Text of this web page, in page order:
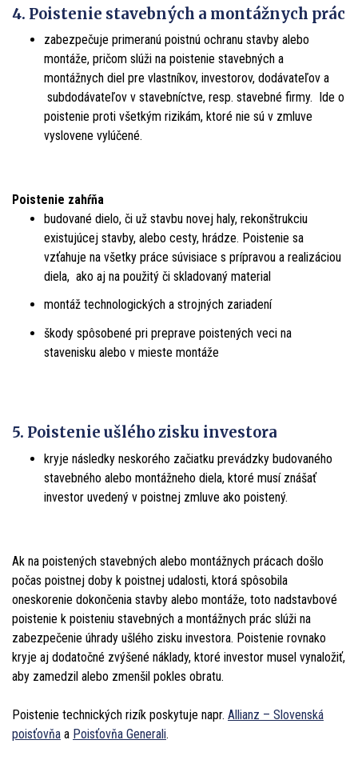
4. Poistenie stavebných a montážnych prác
zabezpečuje primeranú poistnú ochranu stavby alebo
montáže, pričom slúži na poistenie stavebných a
montážnych diel pre vlastníkov, investorov, dodávateľov a
subdodávateľov v stavebníctve, resp. stavebné firmy. Ide o
poistenie proti všetkým rizikám, ktoré nie sú v zmluve
vyslovene vylúčené.
Poistenie zahŕňa
budované dielo, či už stavbu novej haly, rekonštrukciu
existujúcej stavby, alebo cesty, hrádze. Poistenie sa
vzťahuje na všetky práce súvisiace s prípravou a realizáciou
diela, ako aj na použitý či skladovaný material
montáž technologických a strojných zariadení
škody spôsobené pri preprave poistených veci na
stavenisku alebo v mieste montáže
5. Poistenie ušlého zisku investora
kryje následky neskorého začiatku prevádzky budovaného
stavebného alebo montážneho diela, ktoré musí znášať
investor uvedený v poistnej zmluve ako poistený.
Ak na poistených stavebných alebo montážnych prácach došlo
počas poistnej doby k poistnej udalosti, ktorá spôsobila
oneskorenie dokončenia stavby alebo montáže, toto nadstavbové
poistenie k poisteniu stavebných a montážnych prác slúži na
zabezpečenie úhrady ušlého zisku investora. Poistenie rovnako
kryje aj dodatočné zvýšené náklady, ktoré investor musel vynaložiť,
aby zamedzil alebo zmenšil pokles obratu.
Poistenie technických rizík poskytuje napr. Allianz – Slovenská
poisťovňa a Poisťovňa Generali.